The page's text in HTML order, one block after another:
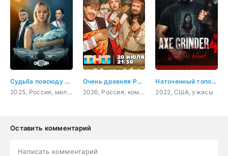
Судьба повсюду встретится
2025, Россия, мелодрама
Очень древняя Русь
2026, Россия, комедия
Наточенный топор 4: кровавые души
2022, США, ужасы
Оставить комментарий
Написать комментарий